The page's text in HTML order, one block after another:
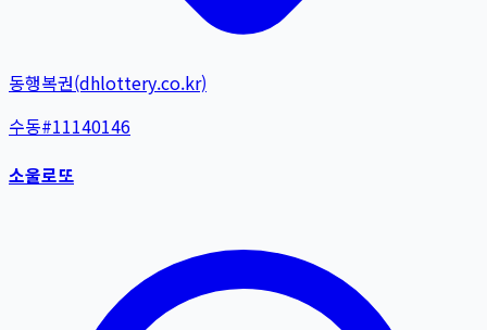
동행복권(dhlottery.co.kr)
수동#11140146
소울로또